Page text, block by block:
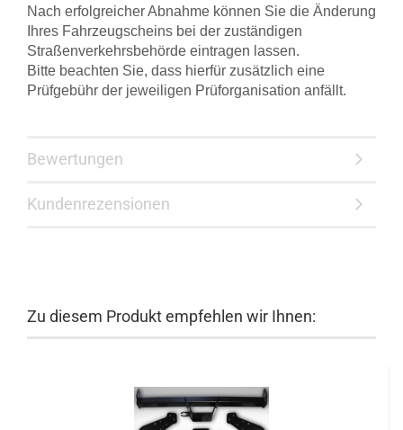
Nach erfolgreicher Abnahme können Sie die Änderung
Ihres Fahrzeugscheins bei der zuständigen
Straßenverkehrsbehörde eintragen lassen.
Bitte beachten Sie, dass hierfür zusätzlich eine
Prüfgebühr der jeweiligen Prüforganisation anfällt.
Bewertungen
Kundenrezensionen
Zu diesem Produkt empfehlen wir Ihnen: